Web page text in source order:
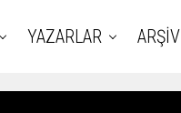
YAZARLAR ARŞİV